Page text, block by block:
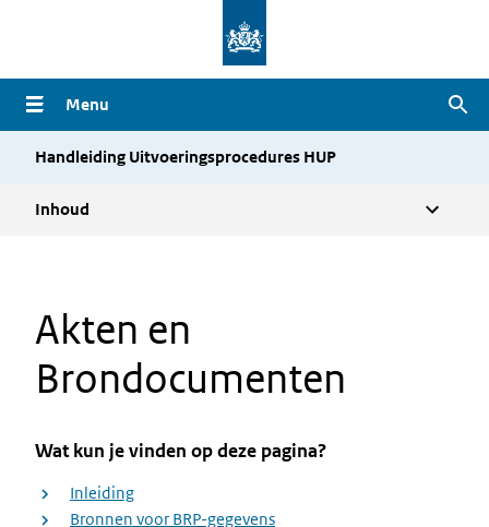
naar
de
inhoud
Menu
Handleiding Uitvoeringsprocedures HUP
Inhoud
Akten en
Brondocumenten
Wat kun je vinden op deze pagina?
Inleiding
Bronnen voor BRP-gegevens